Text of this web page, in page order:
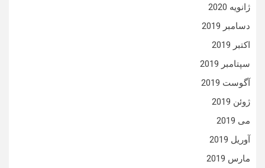
ژانویه 2020
دسامبر 2019
اکتبر 2019
سپتامبر 2019
آگوست 2019
ژوئن 2019
می 2019
آوریل 2019
مارس 2019